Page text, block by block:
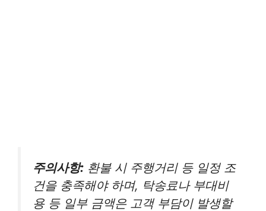
주의사항: 환불 시 주행거리 등 일정 조
건을 충족해야 하며, 탁송료나 부대비
용 등 일부 금액은 고객 부담이 발생할